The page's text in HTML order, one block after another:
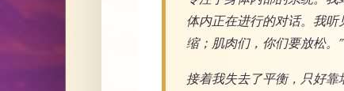
体内正在进行的对话。我
缩；肌肉们，你们要放松。”
接着我失去了平衡，只好